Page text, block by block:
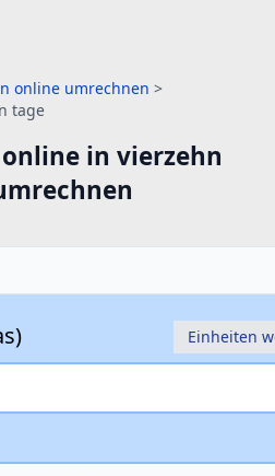
online umrechnen >
tage
in vierzehn
Einheiten